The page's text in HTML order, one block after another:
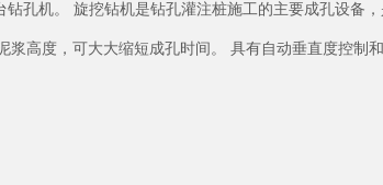
机。 旋挖钻机是钻孔灌注桩施工的主要成孔设备
高度，可大大缩短成孔时间。 具有自动垂直度控制